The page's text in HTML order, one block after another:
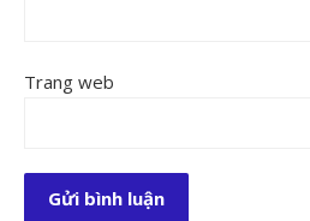
Trang web